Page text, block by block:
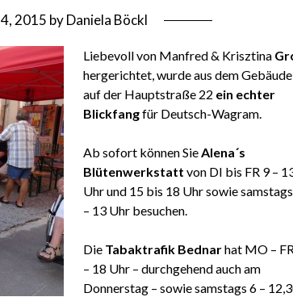
2015 byDaniela Böckl
Liebevoll von Manfred & Krisztina
hergerichtet, wurde aus dem Gebäude
auf der Hauptstraße 22 ein echter
Blickfangfür Deutsch-Wagram.
Ab sofort können SieAlena´s
Blütenwerkstatt von DI bis FR 9 –
Uhr und 15 bis 18 Uhr sowie
– 13 Uhr besuchen.
Die Tabaktrafik Bednarhat MO –
– 18 Uhr – durchgehend auch am
Donnerstag – sowie samstags 6 –